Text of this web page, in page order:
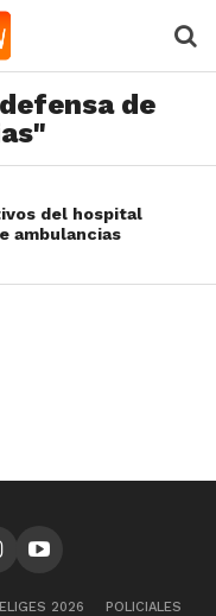
de
del hospital
ambulancias
2026
POLICIALES